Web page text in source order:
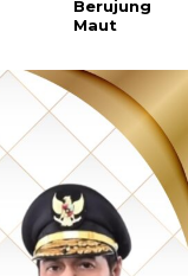
Berujung
Maut